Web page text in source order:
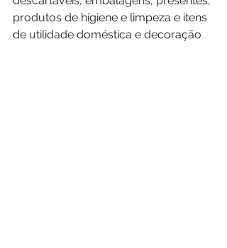
produtos de higiene e limpeza e itens
de utilidade doméstica e decoração